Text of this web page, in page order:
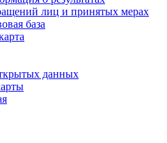
лиц и принятых мерах
база
данных